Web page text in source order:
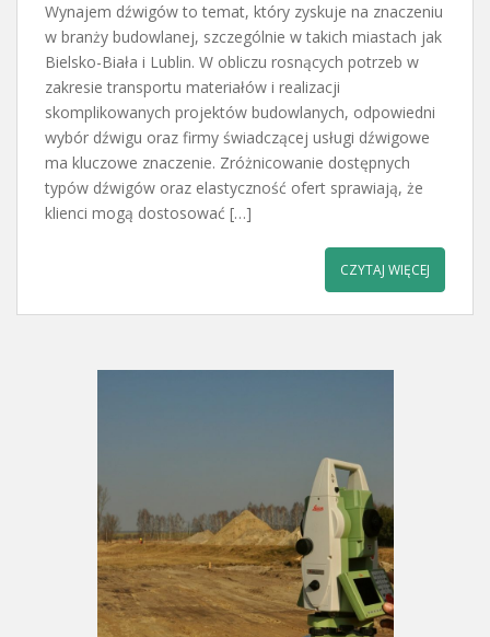
Wynajem dźwigów to temat, który zyskuje na znaczeniu
w branży budowlanej, szczególnie w takich miastach jak
Bielsko-Biała i Lublin. W obliczu rosnących potrzeb w
zakresie transportu materiałów i realizacji
skomplikowanych projektów budowlanych, odpowiedni
wybór dźwigu oraz firmy świadczącej usługi dźwigowe
ma kluczowe znaczenie. Zróżnicowanie dostępnych
typów dźwigów oraz elastyczność ofert sprawiają, że
klienci mogą dostosować […]
CZYTAJ WIĘCEJ